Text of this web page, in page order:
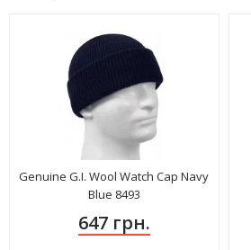
Genuine G.I. Wool Watch Cap Navy
Blue 8493
647 грн.